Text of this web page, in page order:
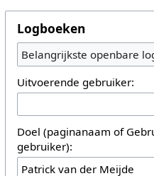
Logboeken
Belangrijkste openbare
Uitvoerende gebruiker:
Doel (paginanaam of
gebruiker):